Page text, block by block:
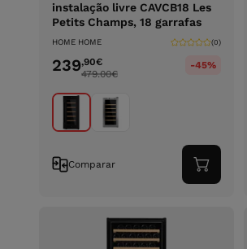
instalação livre CAVCB18 Les
Petits Champs, 18 garrafas
HOME HOME (0)
239,90€
479.00€
-45%
Comparar
ao